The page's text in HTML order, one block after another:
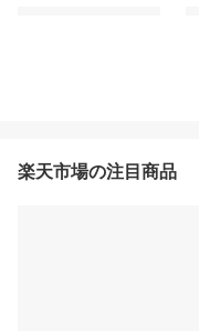
楽天市場の注目商品